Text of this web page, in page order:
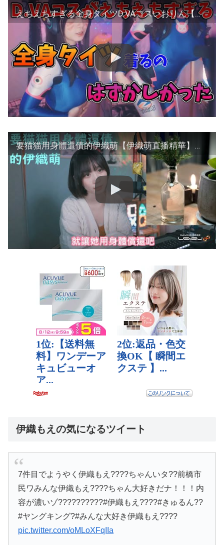
えちえちすぎる全身タイツD.VAコスいおりん【伊織もえ/切り抜き】
要猫猫用身體還債的伊織萌【伊織萌直播精華】【伊織もえ切り抜き】
伊織もえの気になるツイート
7件目でようやく伊織もえ????ちゃんいタ??前橋市
民ワみんな伊織もえ????ちゃん大好きだナ！！！内
容が濃いゾ??????????#伊織もえ????#きゅるん??
#ヤングキング?#みんな大好き伊織もえ????
pic.twitter.com/oMLoXFqIIa